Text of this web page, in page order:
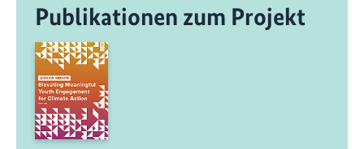
Publikationen zum Projekt